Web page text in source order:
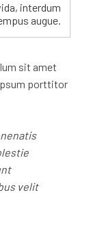
interdum
augue.
sit amet
porttitor
velit